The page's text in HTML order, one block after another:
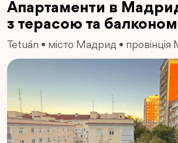
Апартаменти в
з терасою та балконом
Tetuán • місто Мадрид •